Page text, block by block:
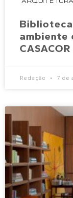
ARQUITETURA
ambiente
Redação 7 de